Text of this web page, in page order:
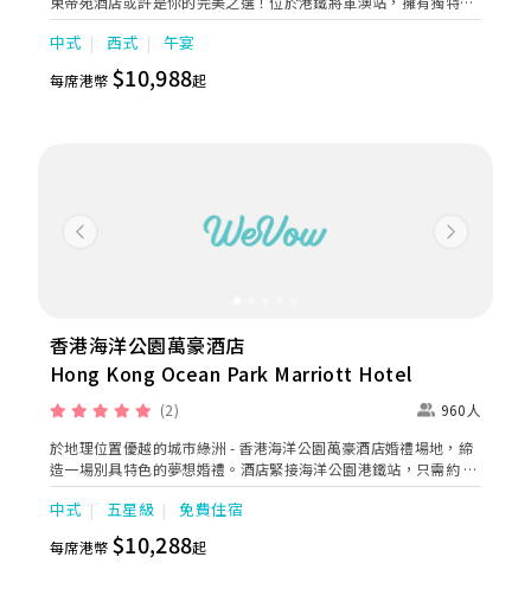
圓形露天證婚花園「姻園」。致力為追求完美的新人全方位，締造
一場夢寐以求、畢生難忘的婚禮，為摰愛親朋帶來全新的甜蜜驚
氣息瀰漫。讓新人以青山綠草作見證，在藍天白雲下締結婚約，舉
中式 西式 午宴
每席港幣 $10,988起
Previous Next
香港海洋公園萬豪酒店
Hong Kong Ocean Park Marriott Hotel
(2)
960人
於地理位置優越的城市綠洲 - 香港海洋公園萬豪酒店婚禮場地，締
造一場別具特色的夢想婚禮。酒店緊接海洋公園港鐵站，只需約 6
分鐘車程即可直達金鐘核心商業區，交通方便，是新人及賓客理想
的香港婚宴酒店選擇。 由專業婚禮團隊悉心策劃，結合標誌性的水
族館證婚場地、1,242平方米無柱型大宴會廳（最多可筵開 80 席
圓桌，盡顯非凡氣派），以及自然雅致的戶外園林空間，為您打造
中式 五星級 免費住宿
每席港幣 $10,288起